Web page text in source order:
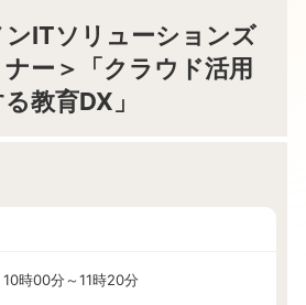
ンITソリューションズ
ー＞「クラウド活用
教育DX」
時00分～11時20分